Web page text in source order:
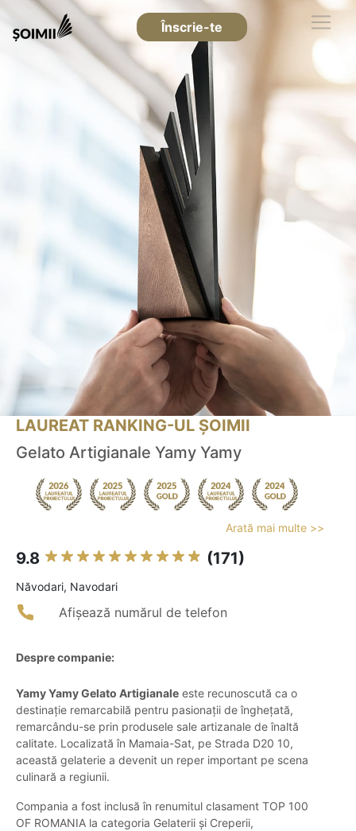
Înscrie-te
LAUREAT RANKING-UL ȘOIMII
Gelato Artigianale Yamy Yamy
Arată mai multe >>
9.8 (171)
Năvodari, Navodari
Afișează numărul de telefon
Despre companie:
Yamy Yamy Gelato Artigianale este recunoscută ca o
destinație remarcabilă pentru pasionații de înghețată,
remarcându-se prin produsele sale artizanale de înaltă
calitate. Localizată în Mamaia-Sat, pe Strada D20 10,
această gelaterie a devenit un reper important pe scena
culinară a regiunii.
Compania a fost inclusă în renumitul clasament TOP 100
OF ROMANIA la categoria Gelaterii și Creperii,